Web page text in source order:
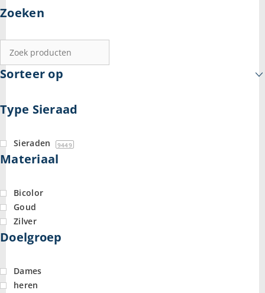
Zoeken
Sorteer op
Type Sieraad
Sieraden 9449
Materiaal
Bicolor
Goud
Zilver
Doelgroep
Dames
heren